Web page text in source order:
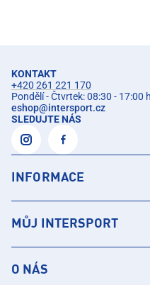
KONTAKT
+420 261 221 170
Pondělí - Čtvrtek: 08:30 - 17:00
eshop@intersport.cz
SLEDUJTE NÁS
INFORMACE
MŮJ INTERSPORT
O NÁS